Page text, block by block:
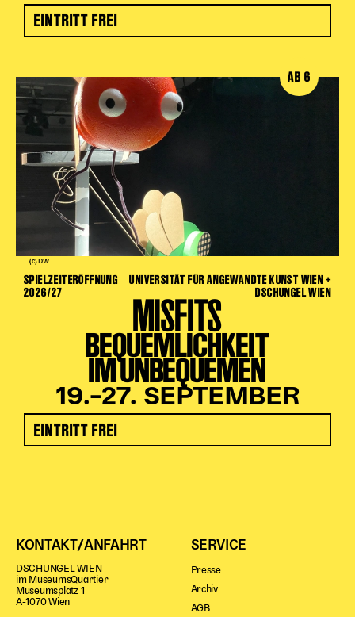
EINTRITT FREI
(c) DW
AB 6
SPIELZEITERÖFFNUNG
2026/27
UNIVERSITÄT FÜR ANGEWANDTE KUNST WIEN +
DSCHUNGEL WIEN
MISFITS
BEQUEMLICHKEIT
IM UNBEQUEMEN
19.–27. SEPTEMBER
EINTRITT FREI
KONTAKT/ANFAHRT
DSCHUNGEL WIEN
im MuseumsQuartier
Museumsplatz 1
A-1070 Wien
SERVICE
Presse
Archiv
AGB